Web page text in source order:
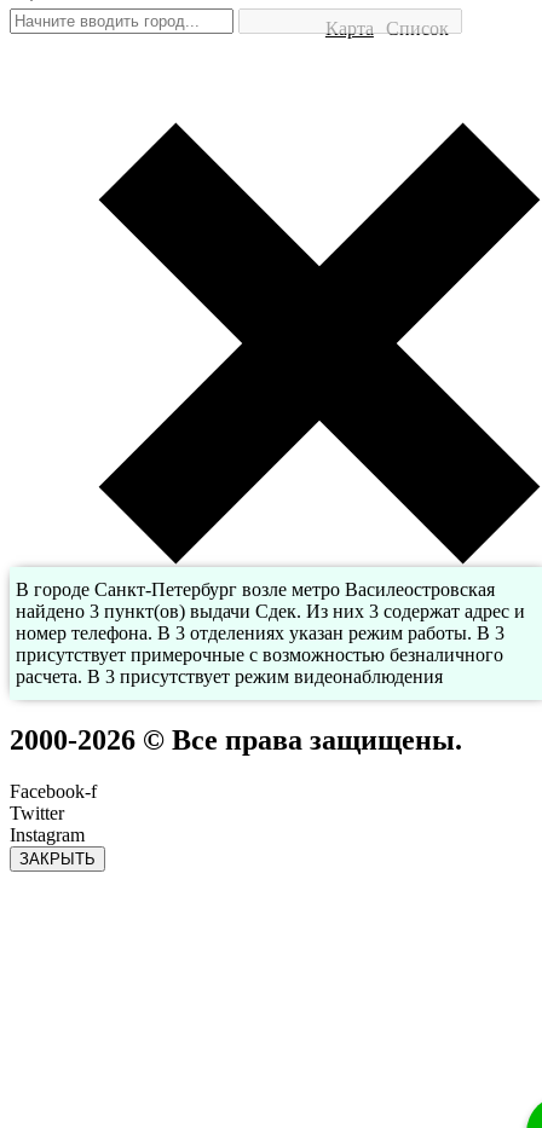
Карта Список
В городе Санкт-Петербург возле метро Василеостровская
найдено 3 пункт(ов) выдачи Сдек. Из них 3 содержат адрес и
номер телефона. В 3 отделениях указан режим работы. В 3
присутствует примерочные с возможностью безналичного
расчета. В 3 присутствует режим видеонаблюдения
2000-2026 © Все права защищены.
Facebook-f
Twitter
Instagram
ЗАКРЫТЬ